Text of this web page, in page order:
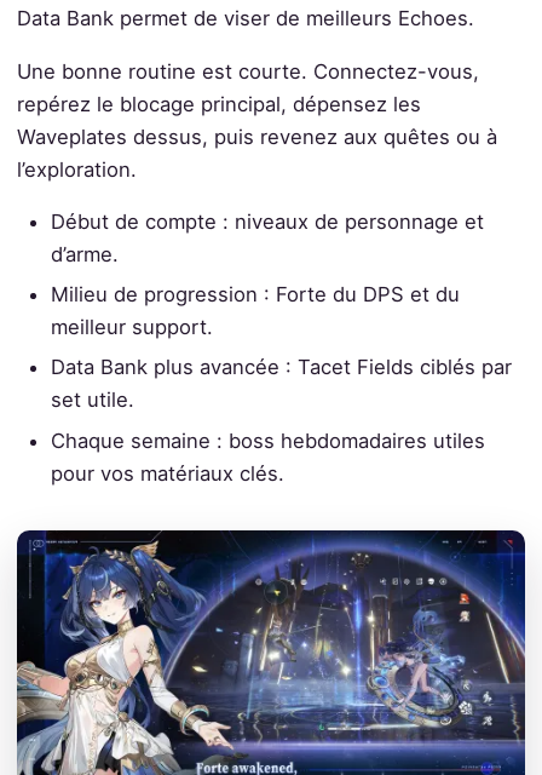
Data Bank permet de viser de meilleurs Echoes.
Une bonne routine est courte. Connectez-vous,
repérez le blocage principal, dépensez les
Waveplates dessus, puis revenez aux quêtes ou à
l’exploration.
Début de compte : niveaux de personnage et
d’arme.
Milieu de progression : Forte du DPS et du
meilleur support.
Data Bank plus avancée : Tacet Fields ciblés par
set utile.
Chaque semaine : boss hebdomadaires utiles
pour vos matériaux clés.